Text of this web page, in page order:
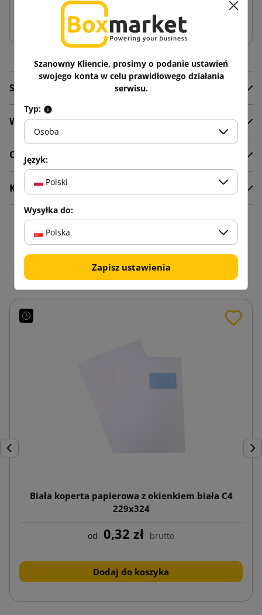
Dodaj do koszyka
Szczegóły produktu
Wideo
Opis
Komentarze
16 innych produktów w
tej samej kategorii:
Poprzedni
Biała koperta papierowa z okienkiem biała C4
229x324
od 0,32 zł brutto
Dodaj do koszyka
Szanowny Kliencie, prosimy o podanie ustawień
swojego konta w celu prawidłowego działania
serwisu.
Typ:
Osoba
Język:
Polski
Wysyłka do:
Polska
Zapisz ustawienia